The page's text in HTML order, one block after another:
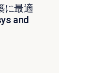
に最適
and